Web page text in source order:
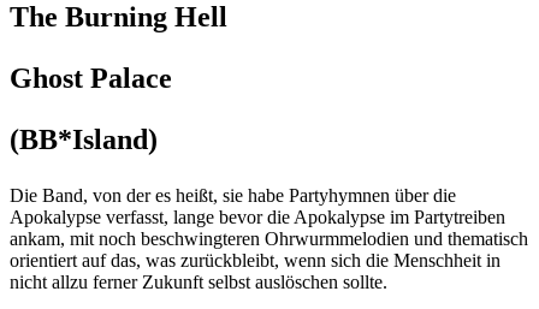
The Burning Hell
Ghost Palace
(BB*Island)
Die Band, von der es heißt, sie habe Partyhymnen über die
Apokalypse verfasst, lange bevor die Apokalypse im Partytreiben
ankam, mit noch beschwingteren Ohrwurmmelodien und thematisch
orientiert auf das, was zurückbleibt, wenn sich die Menschheit in
nicht allzu ferner Zukunft selbst auslöschen sollte.